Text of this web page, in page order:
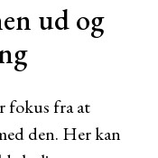
ud og
fokus fra at
den. Her kan